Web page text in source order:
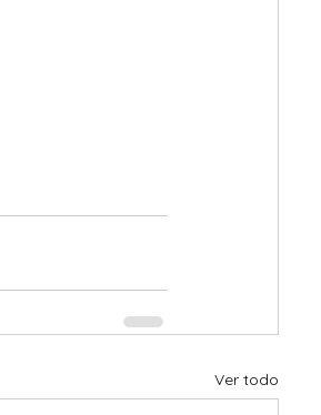
Ver todo